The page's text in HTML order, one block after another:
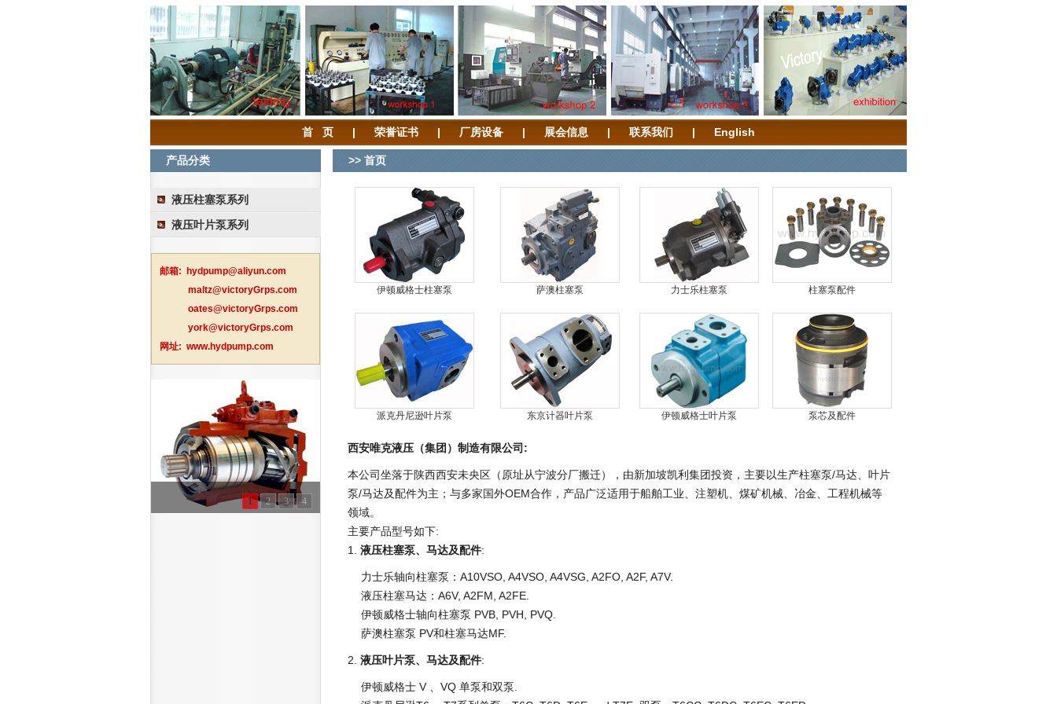
首 页 | 荣誉证书 | 厂房设备 | 展会信息 | 联系我们 | English
产品分类
液压柱塞泵系列
液压叶片泵系列
邮箱:
hydpump@aliyun.com
maltz@victoryGrps.com
oates@victoryGrps.com
york@victoryGrps.com
网址: www.hydpump.com
1 2 3 4
>> 首页
伊顿威格士柱塞泵 萨澳柱塞泵 力士乐柱塞泵 柱塞泵配件
派克丹尼逊叶片泵 东京计器叶片泵 伊顿威格士叶片泵 泵芯及配件
西安唯克液压（集团）制造有限公司:
本公司坐落于陕西西安未央区（原址从宁波分厂搬迁），由新加坡凯利集团投资，主要以生产柱塞泵/马达、叶片
泵/马达及配件为主；与多家国外OEM合作，产品广泛适用于船舶工业、注塑机、煤矿机械、冶金、工程机械等
领域。
主要产品型号如下:
1. 液压柱塞泵、马达及配件:
力士乐轴向柱塞泵：A10VSO, A4VSO, A4VSG, A2FO, A2F, A7V.
液压柱塞马达：A6V, A2FM, A2FE.
伊顿威格士轴向柱塞泵 PVB, PVH, PVQ.
萨澳柱塞泵 PV和柱塞马达MF.
2. 液压叶片泵、马达及配件:
伊顿威格士 V 、VQ 单泵和双泵.